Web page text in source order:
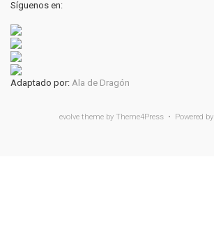
Síguenos en:
Adaptado por: Ala de Dragón
evolve theme by Theme4Press • Powered by